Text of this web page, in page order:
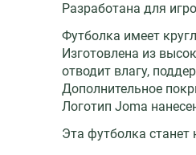
Разработана для
Футболка имеет
Изготовлена из
отводит влагу,
Дополнительное
Логотип Joma
Эта футболка станет